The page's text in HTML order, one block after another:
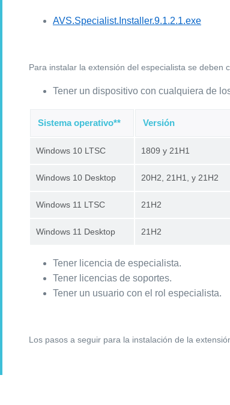
AVS.Specialist.Installer.9.1.2.1.exe
Para instalar la extensión del especialista se deben
Tener un dispositivo con cualquiera de
Sistema operativo** Versión
Windows 10 LTSC 1809 y 21H1
Windows 10 Desktop 20H2, 21H1, y 21H2
Windows 11 LTSC 21H2
Windows 11 Desktop 21H2
Tener licencia de especialista.
Tener licencias de soportes.
Tener un usuario con el rol especialista.
Los pasos a seguir para la instalación de la